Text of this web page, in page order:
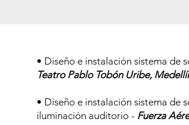
• Diseño e instalación sistema de
Teatro Pablo Tobón Uribe,
• Diseño e instalación sistema de
iluminación auditorio - Fuerza